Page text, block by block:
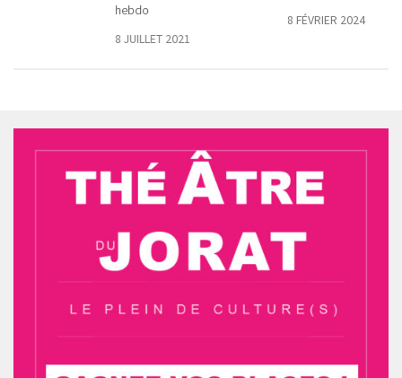
hebdo
8 JUILLET 2021
8 FÉVRIER 2024